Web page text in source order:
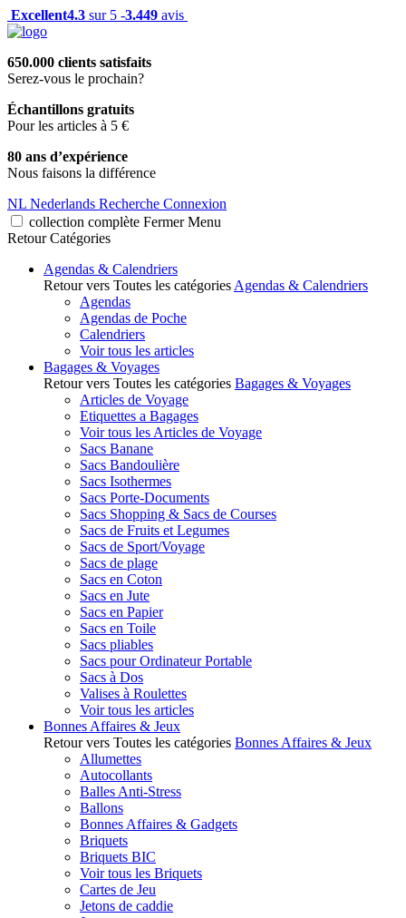
Excellent4.3 sur 5 -3.449 avis
650.000 clients satisfaits
Serez-vous le prochain?
Échantillons gratuits
Pour les articles à 5 €
80 ans d’expérience
Nous faisons la différence
NL Nederlands Recherche Connexion
collection complète Fermer Menu
Retour Catégories
Agendas & Calendriers
Retour vers Toutes les catégories Agendas & Calendriers
Agendas
Agendas de Poche
Calendriers
Voir tous les articles
Bagages & Voyages
Retour vers Toutes les catégories Bagages & Voyages
Articles de Voyage
Etiquettes a Bagages
Voir tous les Articles de Voyage
Sacs Banane
Sacs Bandoulière
Sacs Isothermes
Sacs Porte-Documents
Sacs Shopping & Sacs de Courses
Sacs de Fruits et Legumes
Sacs de Sport/Voyage
Sacs de plage
Sacs en Coton
Sacs en Jute
Sacs en Papier
Sacs en Toile
Sacs pliables
Sacs pour Ordinateur Portable
Sacs à Dos
Valises à Roulettes
Voir tous les articles
Bonnes Affaires & Jeux
Retour vers Toutes les catégories Bonnes Affaires & Jeux
Allumettes
Autocollants
Balles Anti-Stress
Ballons
Bonnes Affaires & Gadgets
Briquets
Briquets BIC
Voir tous les Briquets
Cartes de Jeu
Jetons de caddie